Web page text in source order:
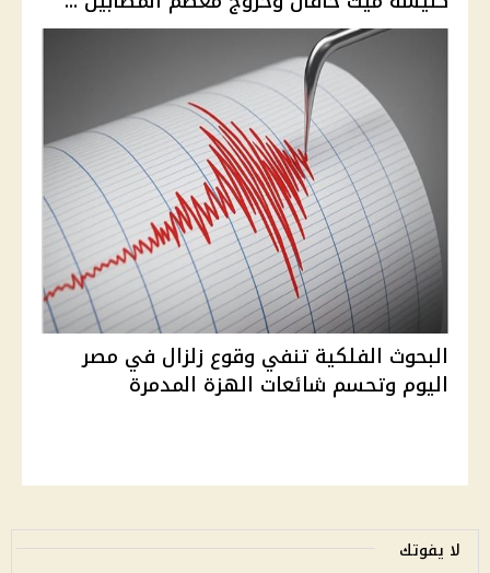
البحوث الفلكية تنفي وقوع زلزال في مصر
اليوم وتحسم شائعات الهزة المدمرة
لا يفوتك